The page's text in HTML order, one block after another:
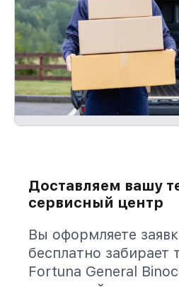
Доставляем вашу
сервисный центр
Вы оформляете
бесплатно забирает
Fortuna General